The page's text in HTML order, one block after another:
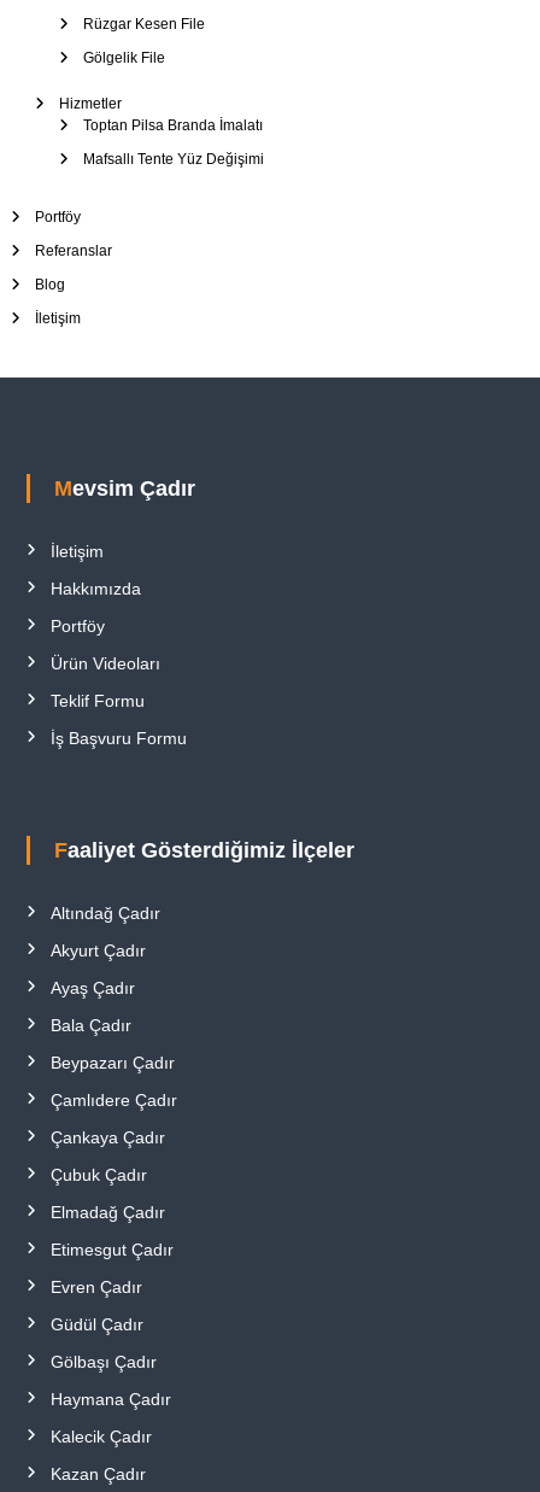
Rüzgar Kesen File
Gölgelik File
Hizmetler
Toptan Pilsa Branda İmalatı
Mafsallı Tente Yüz Değişimi
Portföy
Referanslar
Blog
İletişim
Mevsim Çadır
İletişim
Hakkımızda
Portföy
Ürün Videoları
Teklif Formu
İş Başvuru Formu
Faaliyet Gösterdiğimiz İlçeler
Altındağ Çadır
Akyurt Çadır
Ayaş Çadır
Bala Çadır
Beypazarı Çadır
Çamlıdere Çadır
Çankaya Çadır
Çubuk Çadır
Elmadağ Çadır
Etimesgut Çadır
Evren Çadır
Güdül Çadır
Gölbaşı Çadır
Haymana Çadır
Kalecik Çadır
Kazan Çadır